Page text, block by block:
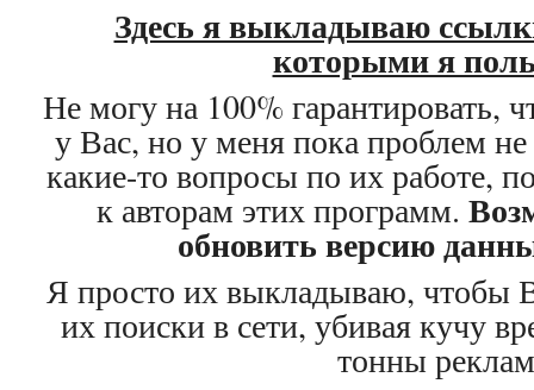
Здесь я выкладываю
которыми я
Не могу на 100% гарантировать,
у Вас, но у меня пока проблем
какие-то вопросы по их работе,
к авторам этих программ.
обновить версию
Я просто их выкладываю, чтобы
их поиски в сети, убивая кучу
тонны